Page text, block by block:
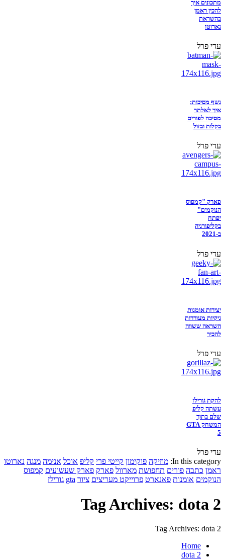
מתכונים איך
להכין ראמן
בהשראת
נארוטו
עדי פרל
נשף מסיכות:
איך לאלתר
מסיכה לפורים
בקלות ובזול
עדי פרל
פארק "קמפוס
הנוקמים"
יפתח
בקליפורניה
ב-2021
עדי פרל
יצירות אומנות
גיקיות מעוררות
השראה ששווה
להכיר
עדי פרל
להקת גורילז
עשתה קליפ
שלם בתוך
המשחק GTA
5
עדי פרל
In this category: מוזיקה פוקימון קייטי פרי קליפ אוכל אנימה מנגה נארוטו
ראמן כתבה פורים תחפושת מארוול פארק פארק שעשועים קמפוס
הנוקמים אומנות פאנארט פרוייקט מעריצים ציור gta גורילז
Tag Archives: dota 2
Tag Archives: dota 2
Home
dota 2